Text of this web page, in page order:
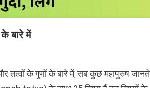
बारे में
तत्वों के गुणों के बारे में, सब कुछ महापुरुष जानते